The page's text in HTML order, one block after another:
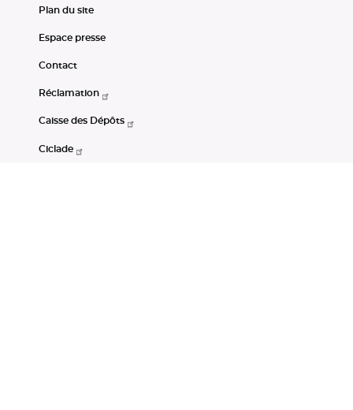
Plan du site
Espace presse
Contact
Réclamation
Caisse des Dépôts
Ciclade